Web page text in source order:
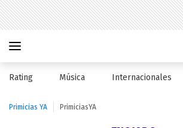
Rating Música Internacionales
Primicias YA PrimiciasYA